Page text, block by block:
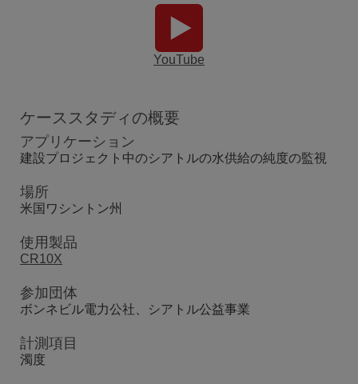
YouTube
ケーススタディの概要
アプリケーション
建設プロジェクト中のシアトルの水供給の純度の監視
場所
米国ワシントン州
使用製品
CR10X
参加団体
ボンネビル電力公社、シアトル公益事業
計測項目
濁度